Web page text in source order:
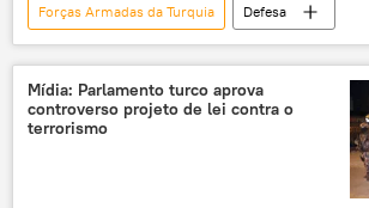
Forças Armadas da Turquia
Defesa
Notícias
míssil de cruzeiro
mísseis antinavio
EUA
Turquia
Mídia: Parlamento turco aprova
controverso projeto de lei contra o
terrorismo